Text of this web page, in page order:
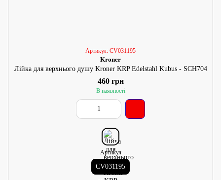
Артикул: CV031195
Kroner
Лійка для верхнього душу Kroner KRP Edelstahl Kubus - SCH704
460 грн
В наявності
Артикул
CV031195